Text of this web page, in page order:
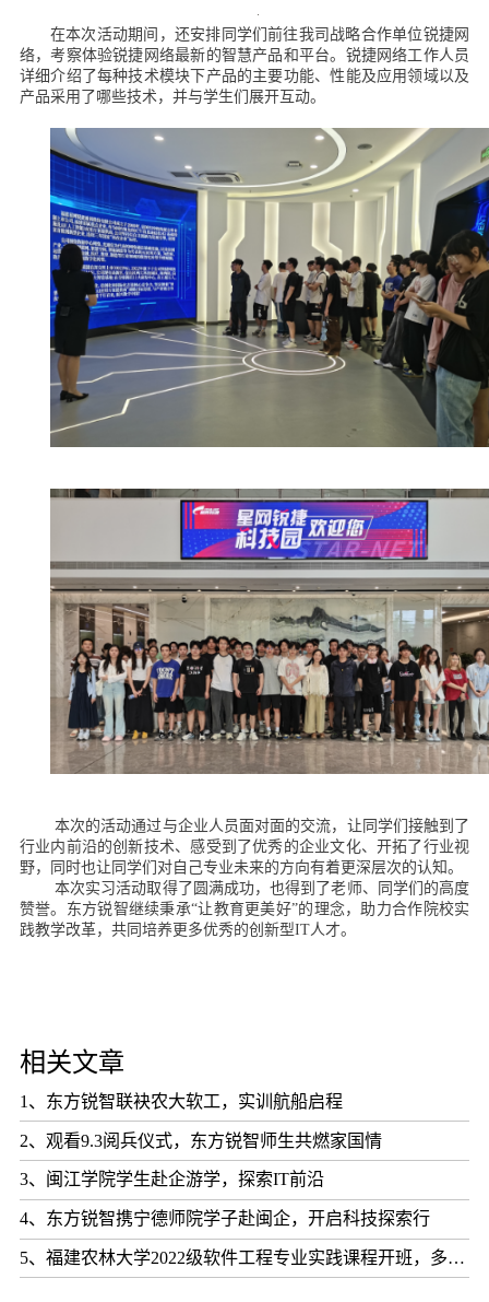
在本次活动期间，还安排同学们前往我司战略合作单位锐捷网
络，考察体验锐捷网络最新的智慧产品和平台。锐捷网络工作人员
详细介绍了每种技术模块下产品的主要功能、性能及应用领域以及
产品采用了哪些技术，并与学生们展开互动。
本次的活动通过与企业人员面对面的交流，让同学们接触到了
行业内前沿的创新技术、感受到了优秀的企业文化、开拓了行业视
野，同时也让同学们对自己专业未来的方向有着更深层次的认知。
本次实习活动取得了圆满成功，也得到了老师、同学们的高度
赞誉。东方锐智继续秉承“让教育更美好”的理念，助力合作院校实
践教学改革，共同培养更多优秀的创新型IT人才。
相关文章
1、东方锐智联袂农大软工，实训航船启程
2、观看9.3阅兵仪式，东方锐智师生共燃家国情
3、闽江学院学生赴企游学，探索IT前沿
4、东方锐智携宁德师院学子赴闽企，开启科技探索行
5、福建农林大学2022级软件工程专业实践课程开班，多元环节启新程